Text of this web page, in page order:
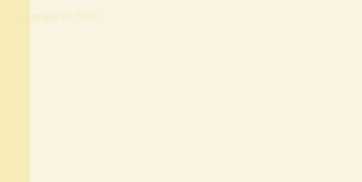
Copyright © 2026